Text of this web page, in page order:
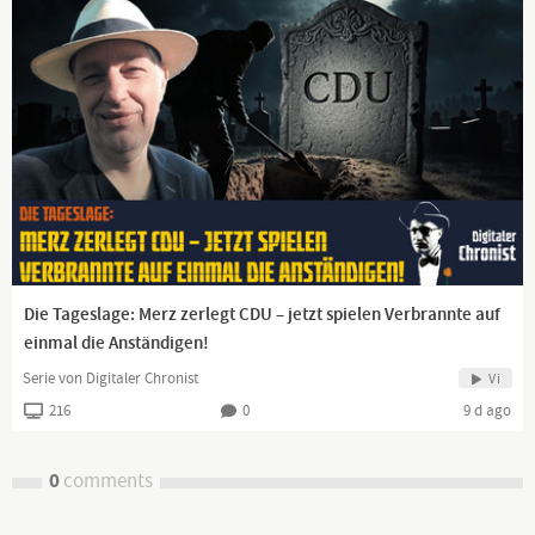
Die Tageslage: Merz zerlegt CDU – jetzt spielen Verbrannte auf
einmal die Anständigen!
Serie von Digitaler Chronist Vi
216 0 9 d ago
0comments